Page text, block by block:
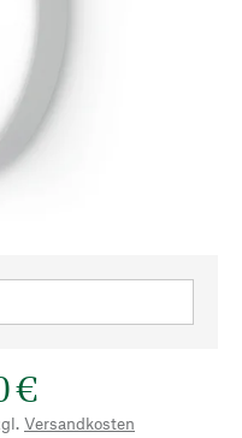
€
Versandkosten